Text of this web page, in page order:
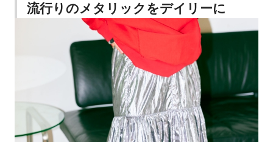
流行りのメタリックをデイリーに